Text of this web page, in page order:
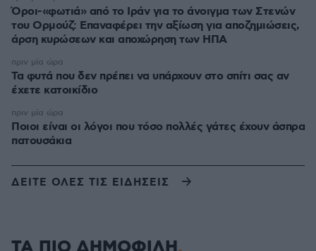
Όροι-«φωτιά» από το Ιράν για το άνοιγμα των Στενών
του Ορμούζ: Επαναφέρει την αξίωση για αποζημιώσεις,
άρση κυρώσεων και αποχώρηση των ΗΠΑ
Τα φυτά που δεν πρέπει να υπάρχουν στο σπίτι σας αν
έχετε κατοικίδιο
πριν μία ώρα
Ποιοι είναι οι λόγοι που τόσο πολλές γάτες έχουν άσπρα
πατουσάκια
πριν μία ώρα
ΔΕΙΤΕ ΟΛΕΣ ΤΙΣ ΕΙΔΗΣΕΙΣ